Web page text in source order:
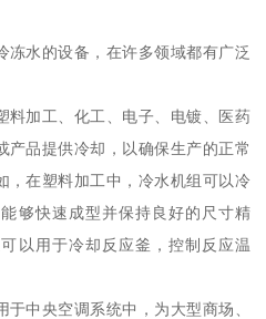
冻水的设备，在许多领域都有广泛
料加工、化工、电子、电镀、医药
产品提供冷却，以确保生产的正常
，在塑料加工中，冷水机组可以冷
够快速成型并保持良好的尺寸精
以用于冷却反应釜，控制反应温
中央空调系统中，为大型商场、